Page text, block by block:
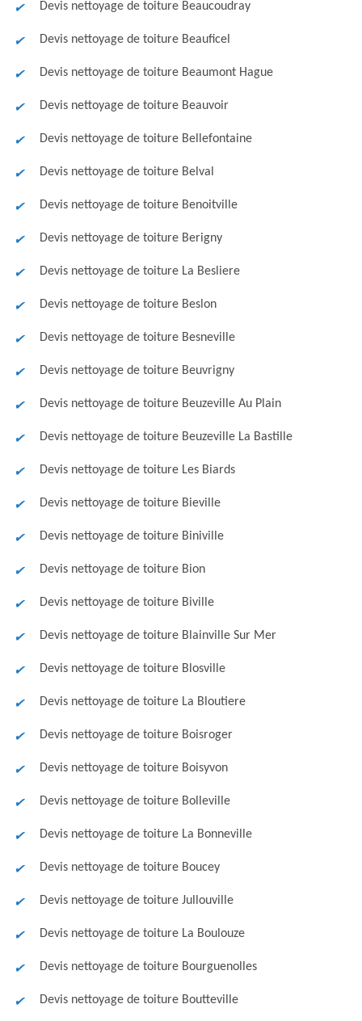
Devis nettoyage de toiture Beaucoudray
Devis nettoyage de toiture Beauficel
Devis nettoyage de toiture Beaumont Hague
Devis nettoyage de toiture Beauvoir
Devis nettoyage de toiture Bellefontaine
Devis nettoyage de toiture Belval
Devis nettoyage de toiture Benoitville
Devis nettoyage de toiture Berigny
Devis nettoyage de toiture La Besliere
Devis nettoyage de toiture Beslon
Devis nettoyage de toiture Besneville
Devis nettoyage de toiture Beuvrigny
Devis nettoyage de toiture Beuzeville Au Plain
Devis nettoyage de toiture Beuzeville La Bastille
Devis nettoyage de toiture Les Biards
Devis nettoyage de toiture Bieville
Devis nettoyage de toiture Biniville
Devis nettoyage de toiture Bion
Devis nettoyage de toiture Biville
Devis nettoyage de toiture Blainville Sur Mer
Devis nettoyage de toiture Blosville
Devis nettoyage de toiture La Bloutiere
Devis nettoyage de toiture Boisroger
Devis nettoyage de toiture Boisyvon
Devis nettoyage de toiture Bolleville
Devis nettoyage de toiture La Bonneville
Devis nettoyage de toiture Boucey
Devis nettoyage de toiture Jullouville
Devis nettoyage de toiture La Boulouze
Devis nettoyage de toiture Bourguenolles
Devis nettoyage de toiture Boutteville